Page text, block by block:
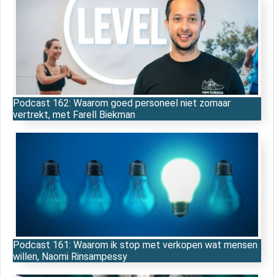
Podcast 162: Waarom goed personeel niet zomaar
vertrekt, met Farell Biekman
Podcast 161: Waarom ik stop met verkopen wat mensen
willen, Naomi Rinsampessy